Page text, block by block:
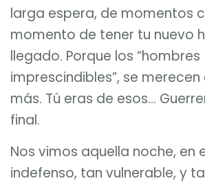
larga espera, de momentos
momento de tener tu nuevo
llegado. Porque los “hombres
imprescindibles”, se
más. Tú eras de esos…
final.
Nos vimos aquella noche, en
indefenso, tan vulnerable, y